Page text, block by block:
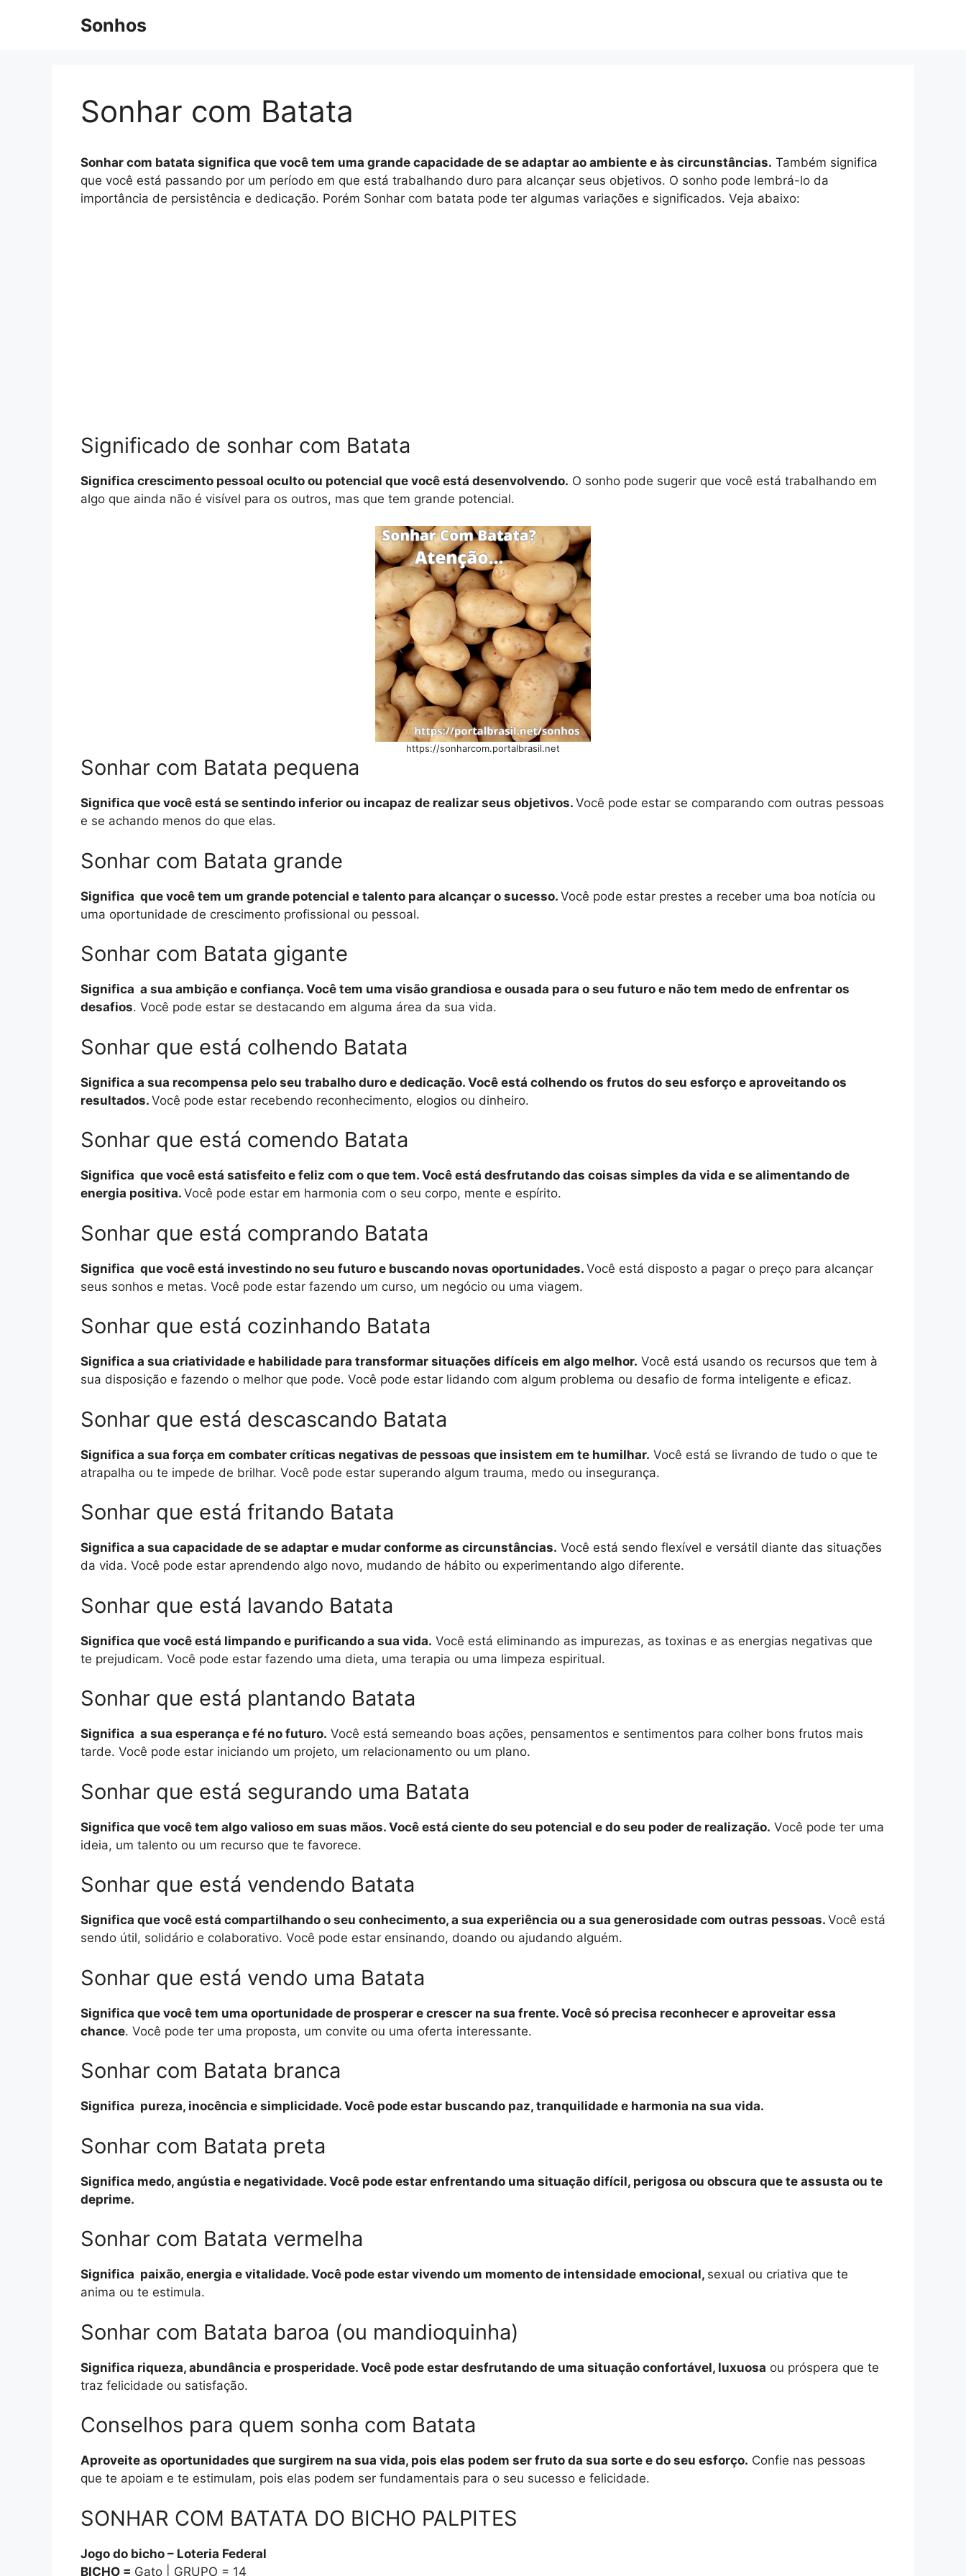
Sonhos
Sonhar com Batata
Sonhar com batata significa que você tem uma grande capacidade de se adaptar ao ambiente e às circunstâncias. Também significa
que você está passando por um período em que está trabalhando duro para alcançar seus objetivos. O sonho pode lembrá-lo da
importância de persistência e dedicação. Porém Sonhar com batata pode ter algumas variações e significados. Veja abaixo:
Significado de sonhar com Batata
Significa crescimento pessoal oculto ou potencial que você está desenvolvendo. O sonho pode sugerir que você está trabalhando em
algo que ainda não é visível para os outros, mas que tem grande potencial.
https://sonharcom.portalbrasil.net
Sonhar com Batata pequena
Significa que você está se sentindo inferior ou incapaz de realizar seus objetivos. Você pode estar se comparando com outras pessoas
e se achando menos do que elas.
Sonhar com Batata grande
Significa que você tem um grande potencial e talento para alcançar o sucesso. Você pode estar prestes a receber uma boa notícia ou
uma oportunidade de crescimento profissional ou pessoal.
Sonhar com Batata gigante
Significa a sua ambição e confiança. Você tem uma visão grandiosa e ousada para o seu futuro e não tem medo de enfrentar os
desafios. Você pode estar se destacando em alguma área da sua vida.
Sonhar que está colhendo Batata
Significa a sua recompensa pelo seu trabalho duro e dedicação. Você está colhendo os frutos do seu esforço e aproveitando os
resultados. Você pode estar recebendo reconhecimento, elogios ou dinheiro.
Sonhar que está comendo Batata
Significa que você está satisfeito e feliz com o que tem. Você está desfrutando das coisas simples da vida e se alimentando de
energia positiva. Você pode estar em harmonia com o seu corpo, mente e espírito.
Sonhar que está comprando Batata
Significa que você está investindo no seu futuro e buscando novas oportunidades. Você está disposto a pagar o preço para alcançar
seus sonhos e metas. Você pode estar fazendo um curso, um negócio ou uma viagem.
Sonhar que está cozinhando Batata
Significa a sua criatividade e habilidade para transformar situações difíceis em algo melhor. Você está usando os recursos que tem à
sua disposição e fazendo o melhor que pode. Você pode estar lidando com algum problema ou desafio de forma inteligente e eficaz.
Sonhar que está descascando Batata
Significa a sua força em combater críticas negativas de pessoas que insistem em te humilhar. Você está se livrando de tudo o que te
atrapalha ou te impede de brilhar. Você pode estar superando algum trauma, medo ou insegurança.
Sonhar que está fritando Batata
Significa a sua capacidade de se adaptar e mudar conforme as circunstâncias. Você está sendo flexível e versátil diante das situações
da vida. Você pode estar aprendendo algo novo, mudando de hábito ou experimentando algo diferente.
Sonhar que está lavando Batata
Significa que você está limpando e purificando a sua vida. Você está eliminando as impurezas, as toxinas e as energias negativas que
te prejudicam. Você pode estar fazendo uma dieta, uma terapia ou uma limpeza espiritual.
Sonhar que está plantando Batata
Significa a sua esperança e fé no futuro. Você está semeando boas ações, pensamentos e sentimentos para colher bons frutos mais
tarde. Você pode estar iniciando um projeto, um relacionamento ou um plano.
Sonhar que está segurando uma Batata
Significa que você tem algo valioso em suas mãos. Você está ciente do seu potencial e do seu poder de realização. Você pode ter uma
ideia, um talento ou um recurso que te favorece.
Sonhar que está vendendo Batata
Significa que você está compartilhando o seu conhecimento, a sua experiência ou a sua generosidade com outras pessoas. Você está
sendo útil, solidário e colaborativo. Você pode estar ensinando, doando ou ajudando alguém.
Sonhar que está vendo uma Batata
Significa que você tem uma oportunidade de prosperar e crescer na sua frente. Você só precisa reconhecer e aproveitar essa
chance. Você pode ter uma proposta, um convite ou uma oferta interessante.
Sonhar com Batata branca
Significa pureza, inocência e simplicidade. Você pode estar buscando paz, tranquilidade e harmonia na sua vida.
Sonhar com Batata preta
Significa medo, angústia e negatividade. Você pode estar enfrentando uma situação difícil, perigosa ou obscura que te assusta ou te
deprime.
Sonhar com Batata vermelha
Significa paixão, energia e vitalidade. Você pode estar vivendo um momento de intensidade emocional, sexual ou criativa que te
anima ou te estimula.
Sonhar com Batata baroa (ou mandioquinha)
Significa riqueza, abundância e prosperidade. Você pode estar desfrutando de uma situação confortável, luxuosa ou próspera que te
traz felicidade ou satisfação.
Conselhos para quem sonha com Batata
Aproveite as oportunidades que surgirem na sua vida, pois elas podem ser fruto da sua sorte e do seu esforço. Confie nas pessoas
que te apoiam e te estimulam, pois elas podem ser fundamentais para o seu sucesso e felicidade.
SONHAR COM BATATA DO BICHO PALPITES
Jogo do bicho – Loteria Federal
BICHO = Gato | GRUPO = 14